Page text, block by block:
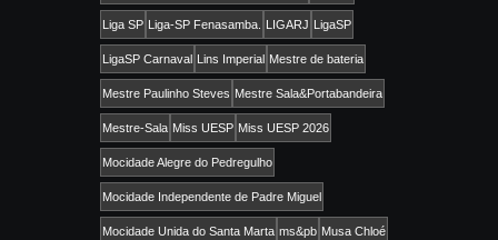
Liga SP Liga-SP Fenasamba. LIGARJ LigaSP
LigaSP Carnaval Lins Imperial Mestre de bateria
Mestre Paulinho Steves Mestre Sala&Portabandeira
Mestre-Sala Miss UESP Miss UESP 2026
Mocidade Alegre do Pedregulho
Mocidade Independente de Padre Miguel
Mocidade Unida do Santa Marta ms&pb Musa Chloé